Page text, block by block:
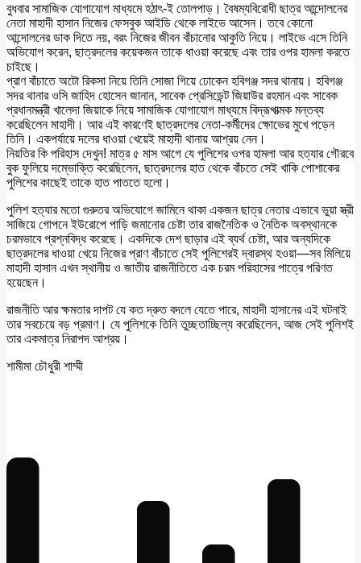
বুধবার সামাজিক যোগাযোগ মাধ্যমে হঠাৎ-ই তোলপাড়। বৈষম্যবিরোধী ছাত্র আন্দোলনের
নেতা মাহাদী হাসান নিজের ফেসবুক আইডি থেকে লাইভে আসেন। তবে কোনো
আন্দোলনের ডাক দিতে নয়, বরং নিজের জীবন বাঁচানোর আকুতি নিয়ে। লাইভে এসে তিনি
অভিযোগ করেন, ছাত্রদলের কয়েকজন তাকে ধাওয়া করেছে এবং তার ওপর হামলা করতে
চাইছে।
প্রাণ বাঁচাতে অটো রিকসা নিয়ে তিনি সোজা গিয়ে ঢোকেন হবিগঞ্জ সদর থানায়। হবিগঞ্জ
সদর থানার ওসি জাহিদ হোসেন জানান, সাবেক প্রেসিডেন্ট জিয়াউর রহমান এবং সাবেক
প্রধানমন্ত্রী খালেদা জিয়াকে নিয়ে সামাজিক যোগাযোগ মাধ্যমে বিদ্রূপাত্মক মন্তব্য
করেছিলেন মাহাদী। আর এই কারণেই ছাত্রদলের নেতা-কর্মীদের ক্ষোভের মুখে পড়েন
তিনি। একপর্যায়ে দলের ধাওয়া খেয়েই মাহাদী থানায় আশ্রয় নেন।
নিয়তির কি পরিহাস দেখুন! মাত্র ৫ মাস আগে যে পুলিশের ওপর হামলা আর হত্যার গৌরবে
বুক ফুলিয়ে দম্ভোক্তি করেছিলেন, ছাত্রদলের হাত থেকে বাঁচতে সেই খাকি পোশাকের
পুলিশের কাছেই তাকে হাত পাততে হলো।
পুলিশ হত্যার মতো গুরুতর অভিযোগে জামিনে থাকা একজন ছাত্র নেতার এভাবে ভুয়া স্ত্রী
সাজিয়ে গোপনে ইউরোপে পাড়ি জমানোর চেষ্টা তার রাজনৈতিক ও নৈতিক অবস্থানকে
চরমভাবে প্রশ্নবিদ্ধ করেছে। একদিকে দেশ ছাড়ার এই ব্যর্থ চেষ্টা, আর অন্যদিকে
ছাত্রদলের ধাওয়া খেয়ে নিজের প্রাণ বাঁচাতে সেই পুলিশেরই দ্বারস্থ হওয়া—সব মিলিয়ে
মাহাদী হাসান এখন স্থানীয় ও জাতীয় রাজনীতিতে এক চরম পরিহাসের পাত্রে পরিণত
হয়েছেন।
রাজনীতি আর ক্ষমতার দাপট যে কত দ্রুত বদলে যেতে পারে, মাহাদী হাসানের এই ঘটনাই
তার সবচেয়ে বড় প্রমাণ। যে পুলিশকে তিনি তুচ্ছতাচ্ছিল্য করেছিলেন, আজ সেই পুলিশই
তার একমাত্র নিরাপদ আশ্রয়।
শামীমা চৌধুরী শাম্মী